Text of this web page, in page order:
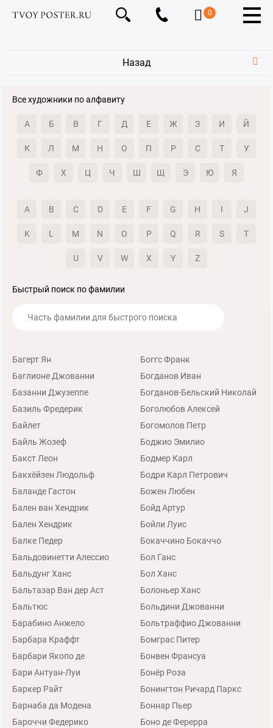
0
Назад
Все художники по алфавиту
А Б В Г Д Е Ж З И Й
К Л М Н О П Р С Т У
Ф Х Ц Ч Ш Щ Э Ю Я
A B C D E F G H I J
K L M N O P Q R S T
U V W X Y Z
Быстрый поиск по фамилии
Багерт Ян
Баглионе Джованни
Базанни Джузеппе
Базиль Фредерик
Байлет
Байль Жозеф
Бакст Леон
Бакхёйзен Людольф
Баланде Гастон
Бален ван Хендрик
Бален Хендрик
Балке Педер
Бальдовинетти Алессио
Бальдунг Ханс
Бальтазар Ван дер Аст
Бальтюс
Барабино Анжело
Барбара Краффт
Барбари Якопо де
Бари Антуан-Луи
Баркер Райт
Барнаба да Модена
Бароччи Федерико
Боггс Франк
Богданов Иван
Богданов-Бельский Николай
Боголюбов Алексей
Богомолов Петр
Боджио Эмилио
Бодмер Карл
Бодри Карл Петрович
Божен Любен
Бойд Артур
Бойли Луис
Бокаччино Бокаччо
Бол Ганс
Бол Ханс
Болоньер Ханс
Больдини Джованни
Больтраффио Джованни
Бомграс Питер
Бонвен Франсуа
Бонёр Роза
Бонингтон Ричард Паркс
Боннар Пьер
Боно де Ферерра